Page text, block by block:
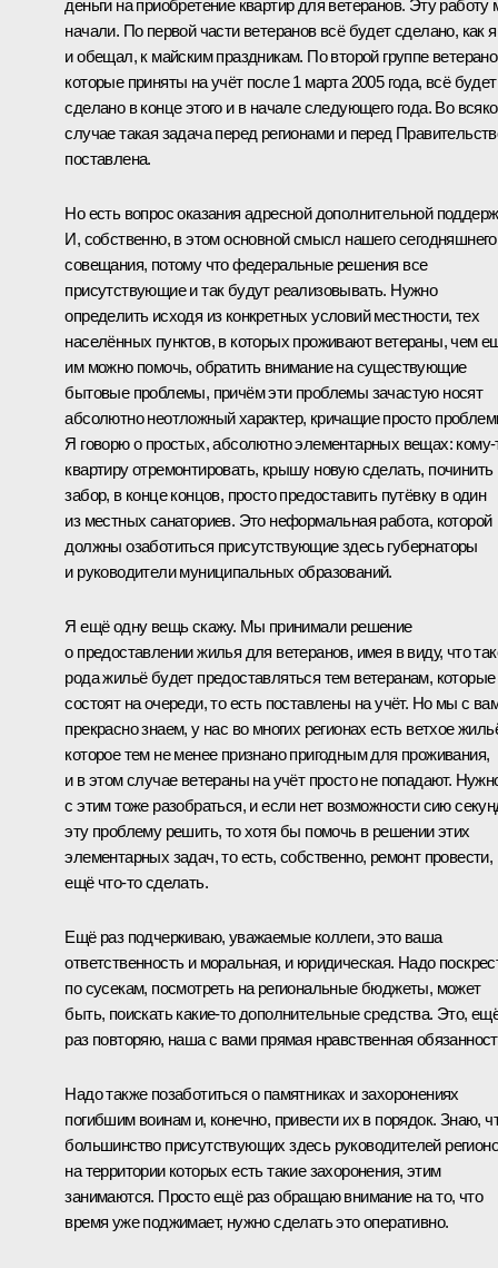
деньги на приобретение квартир для ветеранов. Эту работу
начали. По первой части ветеранов всё будет сделано, как я
и обещал, к майским праздникам. По второй группе
которые приняты на учёт после 1 марта 2005 года, всё будет
сделано в конце этого и в начале следующего года. Во
случае такая задача перед регионами и перед
поставлена.
Но есть вопрос оказания адресной дополнительной
И, собственно, в этом основной смысл нашего сегодняшнего
совещания, потому что федеральные решения все
присутствующие и так будут реализовывать. Нужно
определить исходя из конкретных условий местности, тех
населённых пунктов, в которых проживают ветераны, чем
им можно помочь, обратить внимание на существующие
бытовые проблемы, причём эти проблемы зачастую носят
абсолютно неотложный характер, кричащие просто
Я говорю о простых, абсолютно элементарных вещах:
квартиру отремонтировать, крышу новую сделать, починить
забор, в конце концов, просто предоставить путёвку в один
из местных санаториев. Это неформальная работа, которой
должны озаботиться присутствующие здесь губернаторы
и руководители муниципальных образований.
Я ещё одну вещь скажу. Мы принимали решение
о предоставлении жилья для ветеранов, имея в виду, что
рода жильё будет предоставляться тем ветеранам, которые
состоят на очереди, то есть поставлены на учёт. Но мы с
прекрасно знаем, у нас во многих регионах есть ветхое
которое тем не менее признано пригодным для проживания,
и в этом случае ветераны на учёт просто не попадают.
с этим тоже разобраться, и если нет возможности сию
эту проблему решить, то хотя бы помочь в решении этих
элементарных задач, то есть, собственно, ремонт провести,
ещё что‑то сделать.
Ещё раз подчеркиваю, уважаемые коллеги, это ваша
ответственность и моральная, и юридическая. Надо
по сусекам, посмотреть на региональные бюджеты, может
быть, поискать какие‑то дополнительные средства. Это,
раз повторяю, наша с вами прямая нравственная
Надо также позаботиться о памятниках и захоронениях
погибшим воинам и, конечно, привести их в порядок. Знаю,
большинство присутствующих здесь руководителей
на территории которых есть такие захоронения, этим
занимаются. Просто ещё раз обращаю внимание на то, что
время уже поджимает, нужно сделать это оперативно.